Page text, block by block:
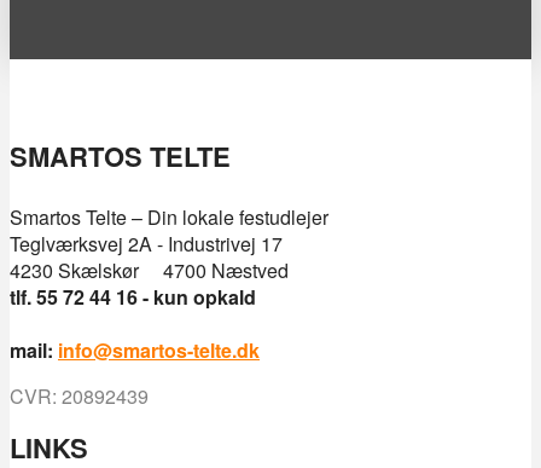
SMARTOS TELTE
Smartos Telte – Din lokale festudlejer
Teglværksvej 2A - Industrivej 17
4230 Skælskør 4700 Næstved
tlf. 55 72 44 16 - kun opkald
mail: info@smartos-telte.dk
CVR: 20892439
LINKS